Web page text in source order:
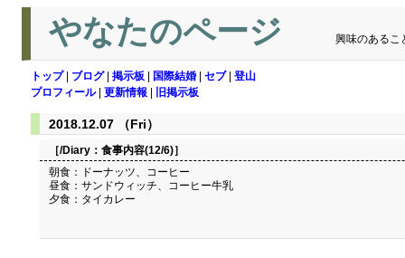
やなたのページ 興味のあるこ
トップ| ブログ| 掲示板 国際結婚 セブ| 登山
プロフィール| 更新情報 旧掲示板
2018.12.07 （Fri）
［/Diary： 食事内容(12/6)］
朝食：ドーナッツ、コーヒー
昼食：サンドウィッチ、コーヒー牛乳
夕食：タイカレー